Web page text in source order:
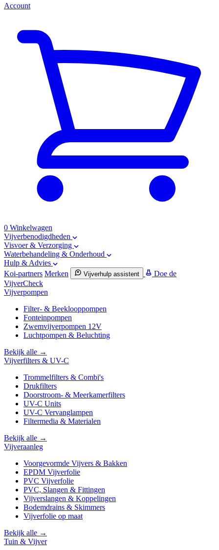
Account
0 Winkelwagen
Vijverbenodigdheden
Visvoer & Verzorging
Waterbehandeling & Onderhoud
Hulp & Advies
Koi-partners Merken Vijverhulp assistent
Doe de
VijverCheck
Vijverpompen
Filter- & Beeklooppompen
Fonteinpompen
Zwemvijverpompen 12V
Luchtpompen & Beluchting
Bekijk alle →
Vijverfilters & UV-C
Trommelfilters & Combi's
Drukfilters
Doorstroom- & Meerkamerfilters
UV-C Units
UV-C Vervanglampen
Filtermedia & Materialen
Bekijk alle →
Vijveraanleg
Voorgevormde Vijvers & Bakken
EPDM Vijverfolie
PVC Vijverfolie
PVC, Slangen & Fittingen
Vijverslangen & Koppelingen
Bodemdrains & Skimmers
Vijverfolie op maat
Bekijk alle →
Tuin & Vijver